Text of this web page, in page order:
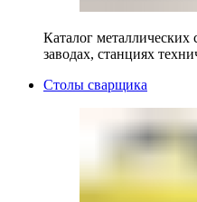
Каталог металлических
заводах, станциях
Столы сварщика